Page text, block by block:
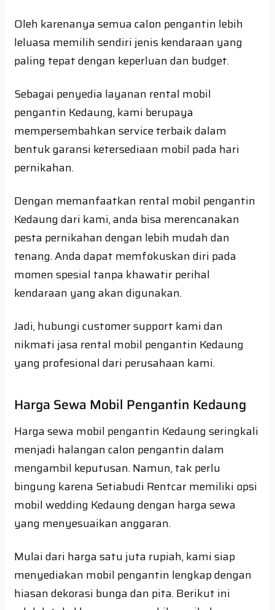
Oleh karenanya semua calon pengantin lebih
leluasa memilih sendiri jenis kendaraan yang
paling tepat dengan keperluan dan budget.
Sebagai penyedia layanan rental mobil
pengantin Kedaung, kami berupaya
mempersembahkan service terbaik dalam
bentuk garansi ketersediaan mobil pada hari
pernikahan.
Dengan memanfaatkan rental mobil pengantin
Kedaung dari kami, anda bisa merencanakan
pesta pernikahan dengan lebih mudah dan
tenang. Anda dapat memfokuskan diri pada
momen spesial tanpa khawatir perihal
kendaraan yang akan digunakan.
Jadi, hubungi customer support kami dan
nikmati jasa rental mobil pengantin Kedaung
yang profesional dari perusahaan kami.
Harga Sewa Mobil Pengantin Kedaung
Harga sewa mobil pengantin Kedaung seringkali
menjadi halangan calon pengantin dalam
mengambil keputusan. Namun, tak perlu
bingung karena Setiabudi Rentcar memiliki opsi
mobil wedding Kedaung dengan harga sewa
yang menyesuaikan anggaran.
Mulai dari harga satu juta rupiah, kami siap
menyediakan mobil pengantin lengkap dengan
hiasan dekorasi bunga dan pita. Berikut ini